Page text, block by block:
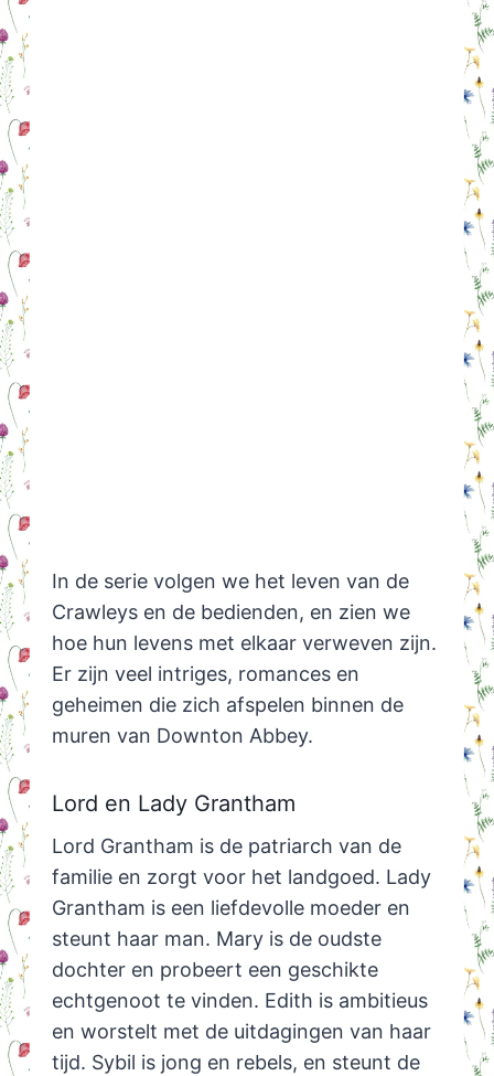
In de serie volgen we het leven van de
Crawleys en de bedienden, en zien we
hoe hun levens met elkaar verweven zijn.
Er zijn veel intriges, romances en
geheimen die zich afspelen binnen de
muren van Downton Abbey.
Lord en Lady Grantham
Lord Grantham is de patriarch van de
familie en zorgt voor het landgoed. Lady
Grantham is een liefdevolle moeder en
steunt haar man. Mary is de oudste
dochter en probeert een geschikte
echtgenoot te vinden. Edith is ambitieus
en worstelt met de uitdagingen van haar
tijd. Sybil is jong en rebels, en steunt de